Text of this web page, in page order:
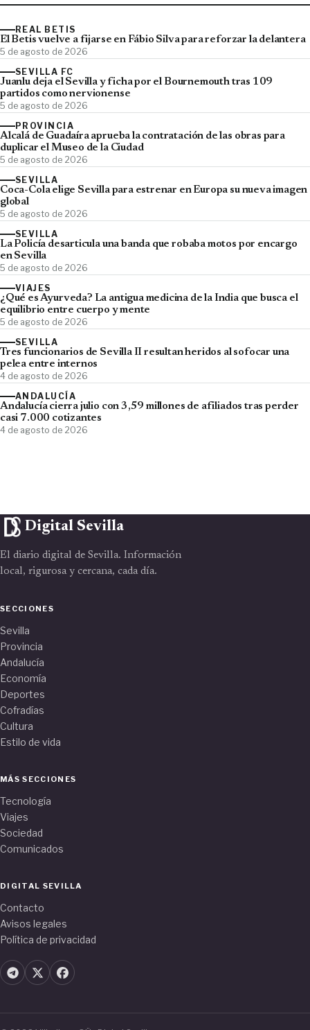
REAL BETIS
El Betis vuelve a fijarse en Fábio Silva para reforzar la delantera
5 de agosto de 2026
SEVILLA FC
Juanlu deja el Sevilla y ficha por el Bournemouth tras 109
partidos como nervionense
5 de agosto de 2026
PROVINCIA
Alcalá de Guadaíra aprueba la contratación de las obras para
duplicar el Museo de la Ciudad
5 de agosto de 2026
SEVILLA
Coca-Cola elige Sevilla para estrenar en Europa su nueva imagen
global
5 de agosto de 2026
SEVILLA
La Policía desarticula una banda que robaba motos por encargo
en Sevilla
5 de agosto de 2026
VIAJES
¿Qué es Ayurveda? La antigua medicina de la India que busca el
equilibrio entre cuerpo y mente
5 de agosto de 2026
SEVILLA
Tres funcionarios de Sevilla II resultan heridos al sofocar una
pelea entre internos
4 de agosto de 2026
ANDALUCÍA
Andalucía cierra julio con 3,59 millones de afiliados tras perder
casi 7.000 cotizantes
4 de agosto de 2026
Digital Sevilla
El diario digital de Sevilla. Información
local, rigurosa y cercana, cada día.
SECCIONES
Sevilla
Provincia
Andalucía
Economía
Deportes
Cofradías
Cultura
Estilo de vida
MÁS SECCIONES
Tecnología
Viajes
Sociedad
Comunicados
DIGITAL SEVILLA
Contacto
Avisos legales
Política de privacidad